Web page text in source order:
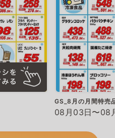
GS_8月の月間特売
08月03日〜08